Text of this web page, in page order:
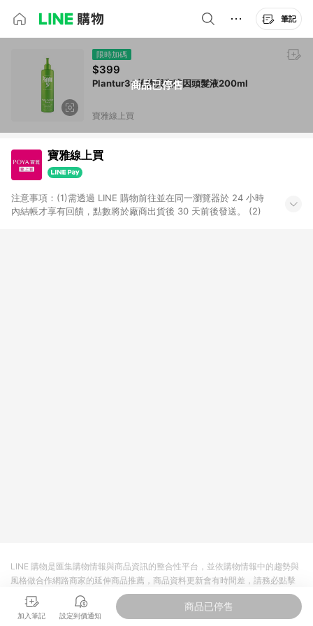
筆記
商品已停售
限時加碼
$399
Plantur39植物與咖啡因頭髮液200ml
寶雅線上買
寶雅線上買
注意事項：(1)需透過 LINE 購物前往並在同一瀏覽器於 24 小時
內結帳才享有回饋，點數將於廠商出貨後 30 天前後發送。 (2)
加入筆記 設定到價通知
商品已停售
LINE 購物是匯集購物情報與商品資訊的整合性平台，並依購物情報中的趨勢與
風格做合作網路商家的延伸商品推薦，商品資料更新會有時間差，請務必點擊
商品至各合作網路商家，確認現售價與購物條件，一切資訊以合作廠商網頁為
準。